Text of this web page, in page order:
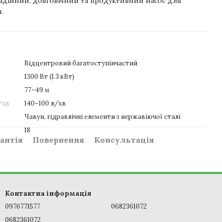
Відцентровий багатоступінчастий
1300 Вт (1.3 кВт)
77–49 м
140–100 л/хв
Чавун, гідравлічні елементи з нержавіючої сталі
18
Повернення Консультація
Контактна інформація
0976771577
0682361072
0682361072